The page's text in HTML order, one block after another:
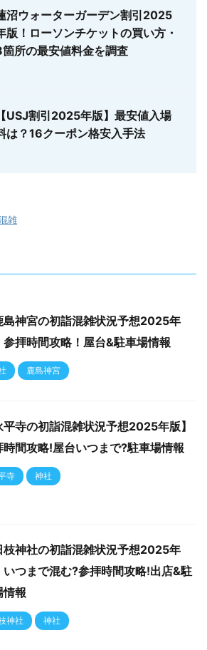
沼ウォーターガーデン割引2025
版！ローソンチケットの買い方・
所の最安値料金を調査
【USJ割引2025年版】最安値入場
は？16クーポン格安入手法
雑
島神宮の初詣混雑状況予想2025年
参拝時間攻略！屋台&駐車場情報
鹿島神宮
平寺の初詣混雑状況予想2025年版】
時間攻略!屋台いつまで?駐車場情報
寺 神社
枝神社の初詣混雑状況予想2025年
いつまで混む?参拝時間攻略!出店&駐
情報
神社 神社